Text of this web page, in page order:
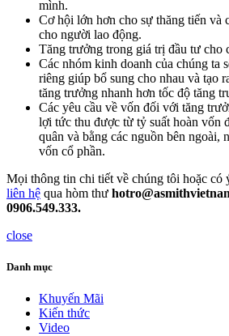
mình.
Cơ hội lớn hơn cho sự thăng tiến và
cho người lao động.
Tăng trưởng trong giá trị đầu tư cho
Các nhóm kinh doanh của chúng ta
riêng giúp bổ sung cho nhau và tạo
tăng trưởng nhanh hơn tốc độ tăng
Các yêu cầu về vốn đối với tăng
lợi tức thu được từ tỷ suất hoàn vốn
quân và bằng các nguồn bên ngoài,
vốn cổ phần.
Mọi thông tin chi tiết về chúng tôi hoặc có
liên hệ qua hòm thư
0906.549.333.
close
Danh mục
Khuyến Mãi
Kiến thức
Video